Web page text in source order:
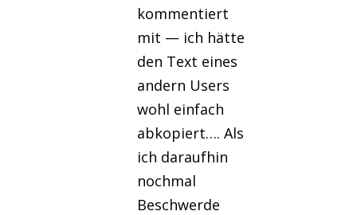
kommentiert
mit — ich hätte
den Text eines
andern Users
wohl einfach
abkopiert…. Als
ich daraufhin
nochmal
Beschwerde